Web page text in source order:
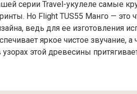
серии Travel-укулеле самые
Но Flight TUS55 Манго — это
ведь для ее изготовления
яркое чистое звучание,
узорах этой древесины